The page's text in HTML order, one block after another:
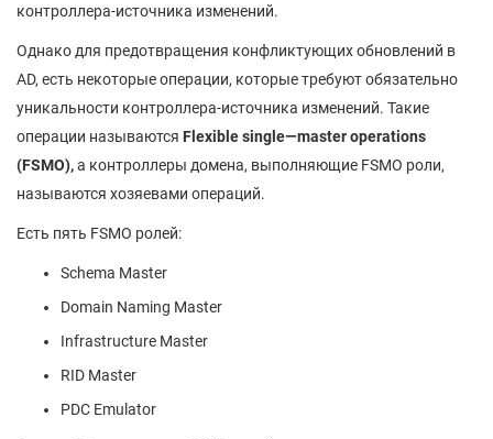
контроллера-источника изменений.
Однако для предотвращения конфликтующих обновлений в
AD, есть некоторые операции, которые требуют обязательно
уникальности контроллера-источника изменений. Такие
операции называются Flexiblesingle—masteroperations
(FSMO),а контроллеры домена, выполняющие FSMO роли,
называются хозяевами операций.
Есть пять FSMO ролей:
Schema Master
Domain Naming Master
Infrastructure Master
RID Master
PDC Emulator